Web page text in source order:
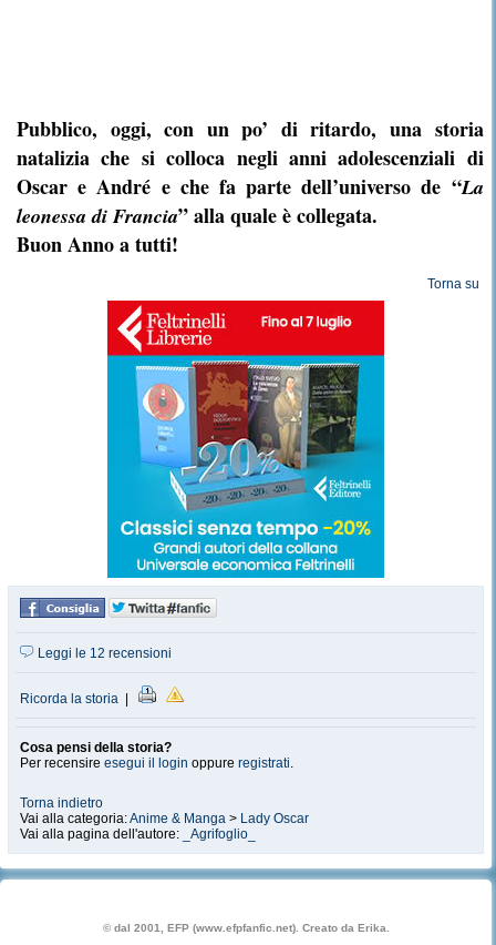
Pubblico, oggi, con un po’ di ritardo, una storia
natalizia che si colloca negli anni adolescenziali di
Oscar e André e che fa parte dell’universo de “La
leonessa di Francia” alla quale è collegata.
Buon Anno a tutti!
Torna su
Leggi le 12 recensioni
Ricorda la storia
Cosa pensi della storia?
Per recensire esegui il login oppure registrati.
Torna indietro
Vai alla categoria:Anime & Manga > Lady Oscar
Vai alla pagina dell'autore:
_Agrifoglio_
© dal 2001, EFP (www.efpfanfic.net). Creato da Erika.